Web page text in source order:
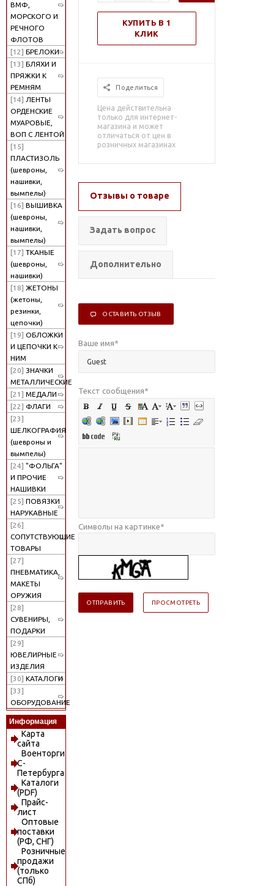
ВМФ,
МОРСКОГО И
РЕЧНОГО
ФЛОТОВ
[12] БРЕЛОКИ
[13] БЛЯХИ И
ПРЯЖКИ К
РЕМНЯМ
[14] ЛЕНТЫ
ОРДЕНСКИЕ
МУАРОВЫЕ,
ВОП С ЛЕНТОЙ
[15]
ПЛАСТИЗОЛЬ
(шевроны,
нашивки,
вымпелы)
[16] ВЫШИВКА
(шевроны,
нашивки,
вымпелы)
[17] ТКАНЫЕ
(шевроны,
нашивки)
[18] ЖЕТОНЫ
(жетоны,
резинки,
цепочки)
[19] ОБЛОЖКИ
И ЦЕПОЧКИ К
НИМ
[20] ЗНАЧКИ
МЕТАЛЛИЧЕСКИЕ
[21] МЕДАЛИ
[22] ФЛАГИ
[23]
ШЕЛКОГРАФИЯ
(шевроны и
вымпелы)
[24] "ФОЛЬГА"
И ПРОЧИЕ
НАШИВКИ
[25] ПОВЯЗКИ
НАРУКАВНЫЕ
[26]
СОПУТСТВУЮЩИЕ
ТОВАРЫ
[27]
ПНЕВМАТИКА,
МАКЕТЫ
ОРУЖИЯ
[28]
СУВЕНИРЫ,
ПОДАРКИ
[29]
ЮВЕЛИРНЫЕ
ИЗДЕЛИЯ
[30] КАТАЛОГИ
[33]
ОБОРУДОВАНИЕ
Информация
Карта
сайта
Военторги
С-
Петербурга
Каталоги
(PDF)
Прайс-
лист
Оптовые
поставки
(РФ, СНГ)
Розничные
продажи
(только
СПб)
КУПИТЬ В 1
КЛИК
Поделиться
Цена действительна
только для интернет-
магазина и может
отличаться от цен в
розничных магазинах
Отзывы о товаре
Задать вопрос
Дополнительно
ОСТАВИТЬ ОТЗЫВ
Ваше имя*
Текст сообщения*
Символы на картинке*